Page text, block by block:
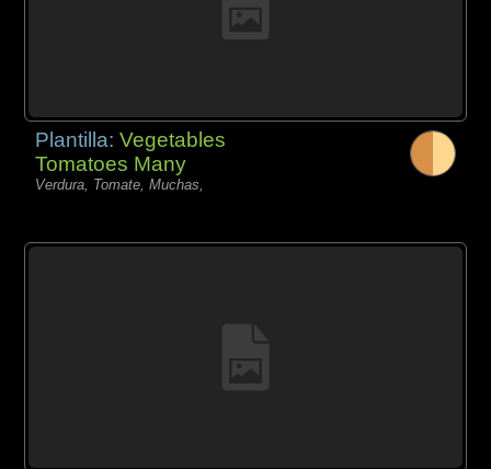
Plantilla:Vegetables
Tomatoes Many
Verdura, Tomate, Muchas,